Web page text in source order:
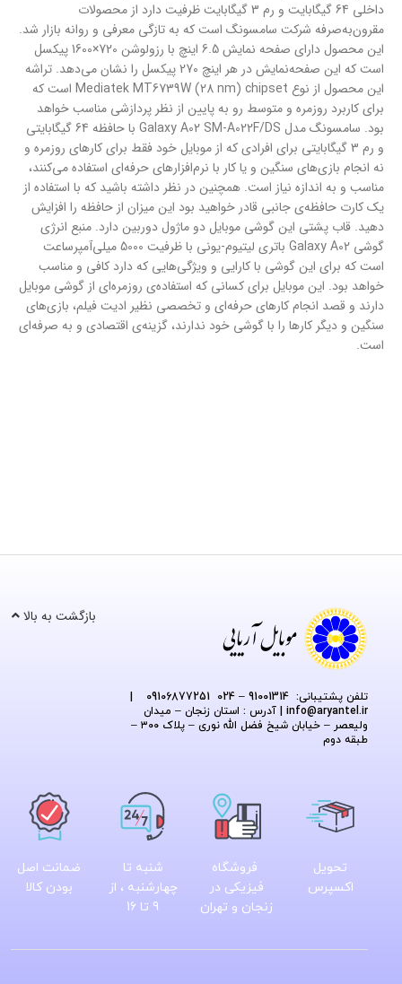
داخلی 64 گیگابایت و رم 3 گیگابایت ظرفیت دارد از محصولات
مقرون‌به‌صرفه شرکت سامسونگ است که به تازگی معرفی و روانه بازار شد.
این محصول دارای صفحه نمایش 6.5 اینچ با رزولوشن 720×1600 پیکسل
است که این صفحه‌نمایش در هر اینچ 270 پیکسل را نشان می‌دهد. تراشه
این محصول از نوع Mediatek MT6739W (28 nm) chipset است که
برای کاربرد روزمره و متوسط رو به پایین از نظر پردازشی مناسب خواهد
بود. سامسونگ مدل Galaxy A02 SM-A022F/DS با حافظه 64 گیگابایتی
و رم 3 گیگابایتی برای افرادی که از موبایل خود فقط برای کارهای روزمره و
نه انجام بازی‌های سنگین و یا کار با نرم‌افزارهای حرفه‌ای استفاده می‌کنند،
مناسب و به اندازه نیاز است. همچنین در نظر داشته باشید که با استفاده از
یک کارت حافظه‌ی جانبی قادر خواهید بود این میزان از حافظه را افزایش
دهید. قاب پشتی این گوشی موبایل دو ماژول دوربین دارد. منبع انرژی
گوشی Galaxy A02 باتری لیتیوم-یونی با ظرفیت 5000 میلی‌آمپرساعت
است که برای این گوشی با کارایی و ویژگی‌هایی که دارد کافی و مناسب
خواهد بود. این موبایل برای کسانی که استفاده‌ی روزمره‌ای از گوشی موبایل
دارند و قصد انجام کارهای حرفه‌ای و تخصصی نظیر ادیت فیلم، بازی‌های
سنگین و دیگر کارها را با گوشی خود ندارند، گزینه‌ی اقتصادی و به صرفه‌ای
است.
تلفن پشتیبانی: 91001314 – 024 09106877251
info@aryantel.ir
| آدرس : استان زنجان – میدان
ولیعصر – خیابان شیخ فضل الله نوری – پلاک ۳۰۰ –
طبقه دوم
بازگشت به بالا
تحویل
اکسپرس
فروشگاه
فیزیکی در
زنجان و تهران
شنبه تا
چهارشنبه ، از
9 تا 16
ضمانت اصل
بودن کالا